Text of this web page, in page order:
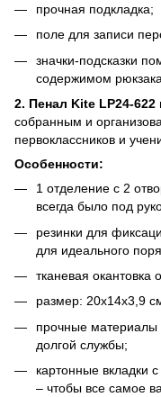
прочная подкладка;
поле для записи
значки-подсказки
содержимом рюкзака.
2. Пенал Kite LP24-622
собранным и
первоклассников и
Особенности:
1 отделение с 2
всегда было под
резинки для
для идеального
тканевая окантовка
размер: 20x14x3,9
прочные материалы
долгой службы;
картонные вкладки
– чтобы все самое